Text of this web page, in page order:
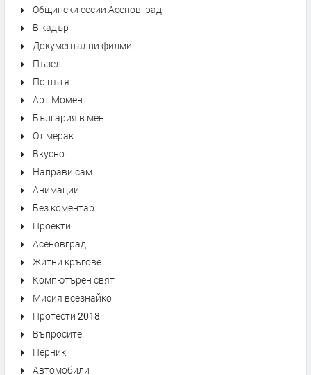
Общински сесии Асеновград
В кадър
Документални филми
Пъзел
По пътя
Арт Момент
България в мен
От мерак
Вкусно
Направи сам
Анимации
Без коментар
Проекти
Асеновград
Житни кръгове
Компютърен свят
Мисия всезнайко
Протести 2018
Въпросите
Перник
Автомобили